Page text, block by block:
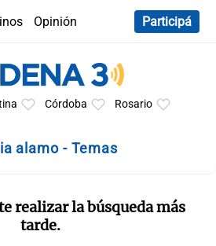
Opinión
Participá
Córdoba Rosario
alamo - Temas
realizar la búsqueda más
tarde.